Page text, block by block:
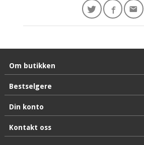
Om butikken
Bestselgere
Din konto
Kontakt oss